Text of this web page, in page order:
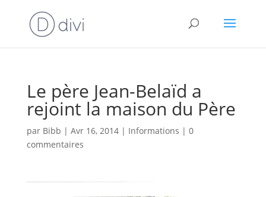
Le père Jean-Belaïd a
rejoint la maison du Père
par Bibb | Avr 16, 2014| Informations | 0
commentaires